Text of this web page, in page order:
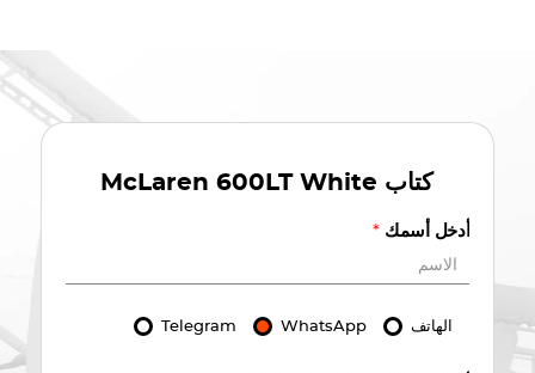
كتاب McLaren 600LT White
أدخل أسمك *
الهاتف WhatsApp
Telegram